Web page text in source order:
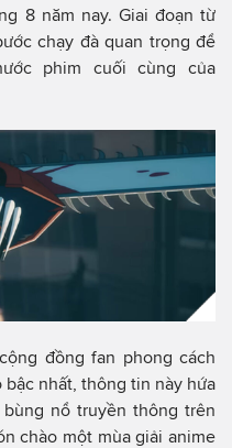
8 năm nay. Giai đoạn từ
chạy đà quan trọng để
phim cuối cùng của
đồng fan phong cách
nhất, thông tin này hứa
nổ truyền thông trên
chào một mùa giải anime